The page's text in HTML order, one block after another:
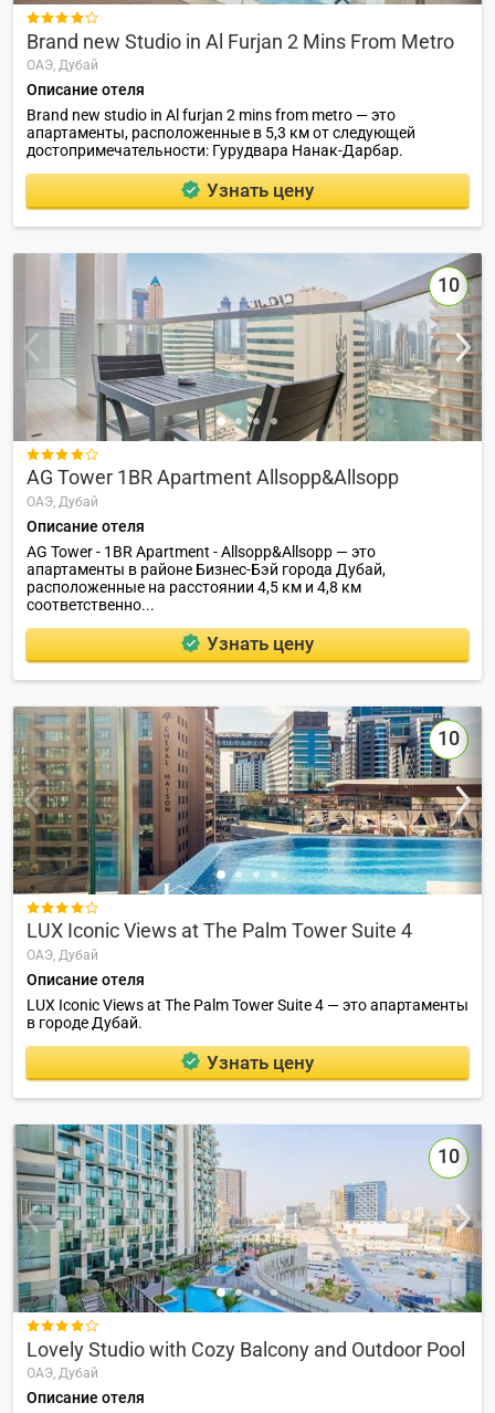

Brand new Studio in Al Furjan 2 Mins From Metro
ОАЭ, Дубай
Описание отеля
Brand new studio in Al furjan 2 mins from metro — это
апартаменты, расположенные в 5,3 км от следующей
достопримечательности: Гурудвара Нанак-Дарбар.
Узнать цену
10

AG Tower 1BR Apartment Allsopp&Allsopp
ОАЭ, Дубай
Описание отеля
AG Tower - 1BR Apartment - Allsopp&Allsopp — это
апартаменты в районе Бизнес-Бэй города Дубай,
расположенные на расстоянии 4,5 км и 4,8 км
соответственно...
Узнать цену
10

LUX Iconic Views at The Palm Tower Suite 4
ОАЭ, Дубай
Описание отеля
LUX Iconic Views at The Palm Tower Suite 4 — это апартаменты
в городе Дубай.
Узнать цену
10

Lovely Studio with Cozy Balcony and Outdoor Pool
ОАЭ, Дубай
Описание отеля